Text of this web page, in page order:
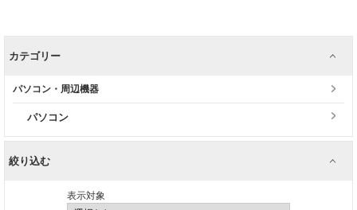
カテゴリー
パソコン・周辺機器
パソコン
絞り込む
表示対象